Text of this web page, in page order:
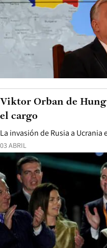
03 ABRIL
La invasión de Rusia a
Viktor Orban de
el cargo